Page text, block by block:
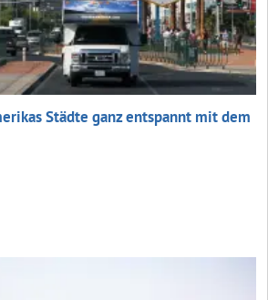
Städte ganz entspannt mit dem